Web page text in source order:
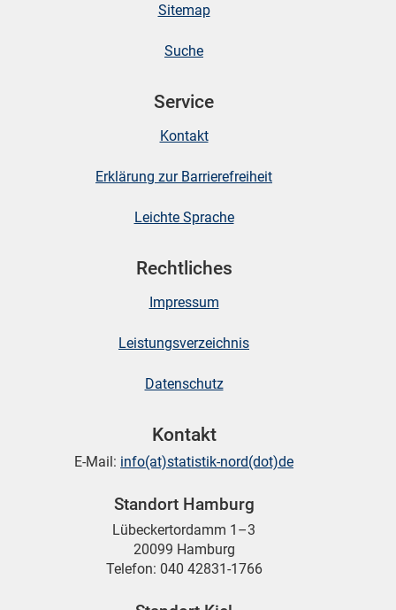
Sitemap
Suche
Service
Kontakt
Erklärung zur Barrierefreiheit
Leichte Sprache
Rechtliches
Impressum
Leistungsverzeichnis
Datenschutz
Kontakt
E-Mail: info(at)statistik-nord(dot)de
Standort Hamburg
Lübeckertordamm 1–3
20099 Hamburg
Telefon: 040 42831-1766